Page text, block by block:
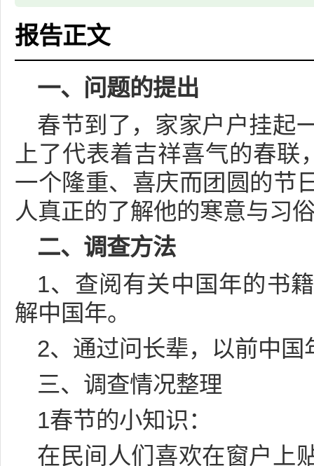
报告正文
一、问题的提出
春节到了，家家户户挂起
上了代表着吉祥喜气的春联
一个隆重、喜庆而团圆的节
人真正的了解他的寒意与习
二、调查方法
1、查阅有关中国年的书
解中国年。
2、通过问长辈，以前中国
三、调查情况整理
1春节的小知识：
在民间人们喜欢在窗户上